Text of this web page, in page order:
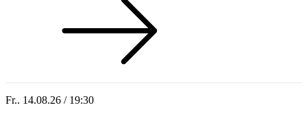
Fr.. 14.08.26 / 19:30